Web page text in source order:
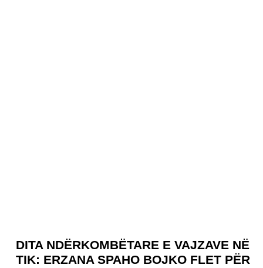
DITA NDËRKOMBËTARE E VAJZAVE NË
TIK: ERZANA SPAHO BOJKO FLET PËR